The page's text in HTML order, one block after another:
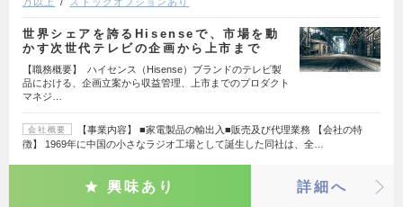
世界シェアを誇るHisenseで、市場を動
かす次世代テレビの企画から上市まで
【職務概要】 ハイセンス（Hisense）ブランドのテレビ製
品における、企画立案から収益管理、上市までのプロダクト
マネジ…
会社概要
【事業内容】 ■家電製品の輸出入■販売及び代理業務 【会社の特
徴】 1969年に中国の小さなラジオ工場として誕生した同社は、全…
興味あり 詳細へ